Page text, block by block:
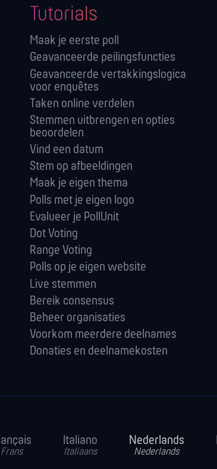
Tutorials
Maak je eerste poll
Geavanceerde peilingsfuncties
Geavanceerde vertakkingslogica
voor enquêtes
Taken online verdelen
Stemmen uitbrengen en opties
beoordelen
Vind een datum
Stem op afbeeldingen
Maak je eigen thema
Polls met je eigen logo
Evalueer je PollUnit
Dot Voting
Range Voting
Polls op je eigen website
Live stemmen
Bereik consensus
Beheer organisaties
Voorkom meerdere deelnames
Donaties en deelnamekosten
Frans
Italiano
Italiaans
Nederlands
Nederlands